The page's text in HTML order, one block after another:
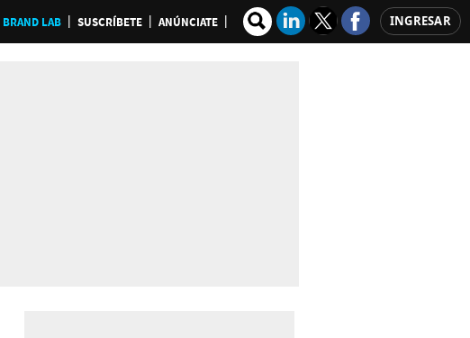
BRAND LAB SUSCRÍBETE ANÚNCIATE INGRESAR